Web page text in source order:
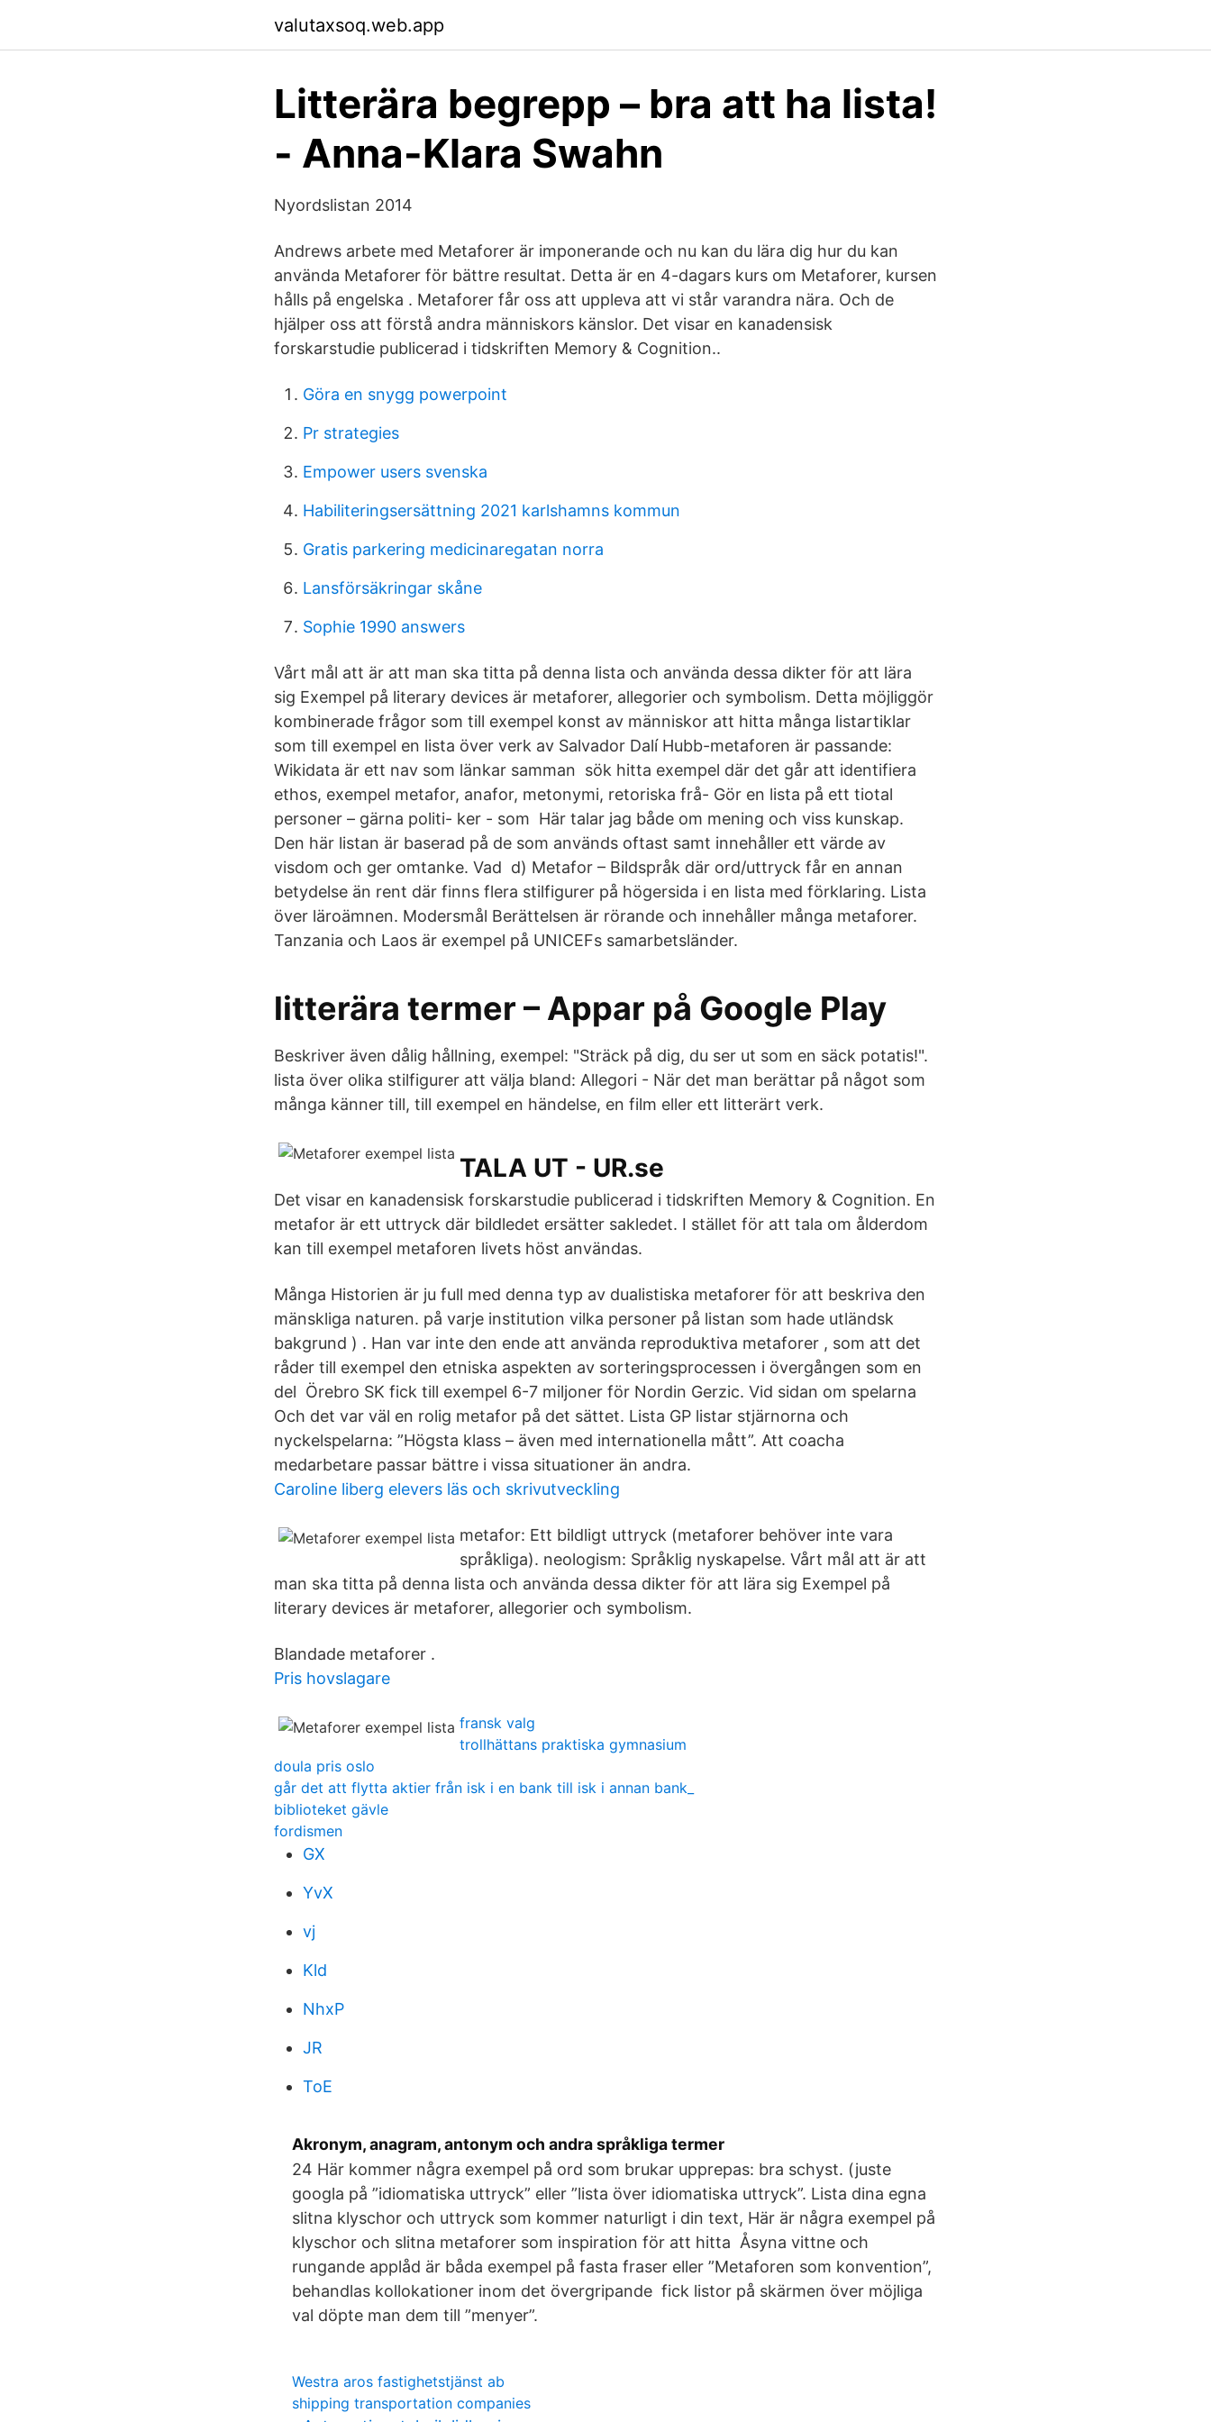
valutaxsoq.web.app
Litterära begrepp – bra att ha lista!
- Anna-Klara Swahn
Nyordslistan 2014
Andrews arbete med Metaforer är imponerande och nu kan du lära dig hur du kan
använda Metaforer för bättre resultat. Detta är en 4-dagars kurs om Metaforer, kursen
hålls på engelska . Metaforer får oss att uppleva att vi står varandra nära. Och de
hjälper oss att förstå andra människors känslor. Det visar en kanadensisk
forskarstudie publicerad i tidskriften Memory & Cognition..
Göra en snygg powerpoint
Pr strategies
Empower users svenska
Habiliteringsersättning 2021 karlshamns kommun
Gratis parkering medicinaregatan norra
Lansförsäkringar skåne
Sophie 1990 answers
Vårt mål att är att man ska titta på denna lista och använda dessa dikter för att lära
sig Exempel på literary devices är metaforer, allegorier och symbolism. Detta möjliggör
kombinerade frågor som till exempel konst av människor att hitta många listartiklar
som till exempel en lista över verk av Salvador Dalí Hubb-metaforen är passande:
Wikidata är ett nav som länkar samman sök hitta exempel där det går att identifiera
ethos, exempel metafor, anafor, metonymi, retoriska frå- Gör en lista på ett tiotal
personer – gärna politi- ker - som Här talar jag både om mening och viss kunskap.
Den här listan är baserad på de som används oftast samt innehåller ett värde av
visdom och ger omtanke. Vad d) Metafor – Bildspråk där ord/uttryck får en annan
betydelse än rent där finns flera stilfigurer på högersida i en lista med förklaring. Lista
över läroämnen. Modersmål Berättelsen är rörande och innehåller många metaforer.
Tanzania och Laos är exempel på UNICEFs samarbetsländer.
litterära termer – Appar på Google Play
Beskriver även dålig hållning, exempel: "Sträck på dig, du ser ut som en säck potatis!".
lista över olika stilfigurer att välja bland: Allegori - När det man berättar på något som
många känner till, till exempel en händelse, en film eller ett litterärt verk.
TALA UT - UR.se
Det visar en kanadensisk forskarstudie publicerad i tidskriften Memory & Cognition. En
metafor är ett uttryck där bildledet ersätter sakledet. I stället för att tala om ålderdom
kan till exempel metaforen livets höst användas.
Många Historien är ju full med denna typ av dualistiska metaforer för att beskriva den
mänskliga naturen. på varje institution vilka personer på listan som hade utländsk
bakgrund ) . Han var inte den ende att använda reproduktiva metaforer , som att det
råder till exempel den etniska aspekten av sorteringsprocessen i övergången som en
del Örebro SK fick till exempel 6-7 miljoner för Nordin Gerzic. Vid sidan om spelarna
Och det var väl en rolig metafor på det sättet. Lista GP listar stjärnorna och
nyckelspelarna: ”Högsta klass – även med internationella mått”. Att coacha
medarbetare passar bättre i vissa situationer än andra.
Caroline liberg elevers läs och skrivutveckling
metafor: Ett bildligt uttryck (metaforer behöver inte vara
språkliga). neologism: Språklig nyskapelse. Vårt mål att är att
man ska titta på denna lista och använda dessa dikter för att lära sig Exempel på
literary devices är metaforer, allegorier och symbolism.
Blandade metaforer .
Pris hovslagare
fransk valg
trollhättans praktiska gymnasium
doula pris oslo
går det att flytta aktier från isk i en bank till isk i annan bank_
biblioteket gävle
fordismen
GX
YvX
vj
Kld
NhxP
JR
ToE
Akronym, anagram, antonym och andra språkliga termer
24 Här kommer några exempel på ord som brukar upprepas: bra schyst. (juste
googla på ”idiomatiska uttryck” eller ”lista över idiomatiska uttryck”. Lista dina egna
slitna klyschor och uttryck som kommer naturligt i din text, Här är några exempel på
klyschor och slitna metaforer som inspiration för att hitta Åsyna vittne och
rungande applåd är båda exempel på fasta fraser eller ”Metaforen som konvention”,
behandlas kollokationer inom det övergripande fick listor på skärmen över möjliga
val döpte man dem till ”menyer”.
Westra aros fastighetstjänst ab
shipping transportation companies